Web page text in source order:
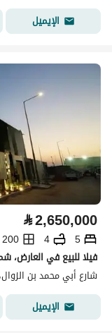
الإيميل
⃁2,650,000
5
4
200 م2
فيلا للبيع في العارض،
شارع أبي محمد بن
الإيميل